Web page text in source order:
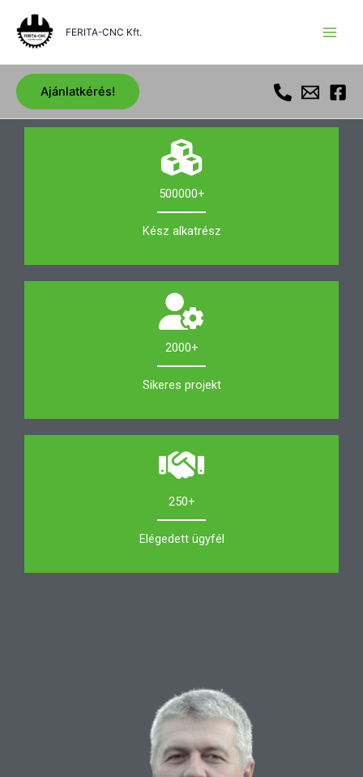
content
FERITA-CNC Kft.
Ajánlatkérés!
500000+
Kész alkatrész
2000+
Sikeres projekt
250+
Elégedett ügyfél